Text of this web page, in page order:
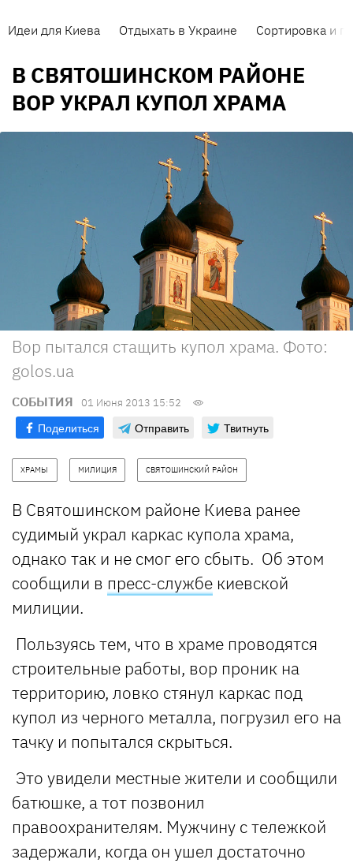
Идеи для Киева Отдыхать в Украине Сортировка и
В СВЯТОШИНСКОМ РАЙОНЕ
ВОР УКРАЛ КУПОЛ ХРАМА
Вор пытался стащить купол храма. Фото:
golos.ua
СОБЫТИЯ 01 Июня 2013 15:52
Поделиться Отправить Твитнуть
ХРАМЫ МИЛИЦИЯ СВЯТОШИНСКИЙ РАЙОН
В Святошинском районе Киева ранее
судимый украл каркас купола храма,
однако так и не смог его сбыть. Об этом
сообщили в пресс-службе киевской
милиции.
Пользуясь тем, что в храме проводятся
строительные работы, вор проник на
территорию, ловко стянул каркас под
купол из черного металла, погрузил его на
тачку и попытался скрыться.
Это увидели местные жители и сообщили
батюшке, а тот позвонил
правоохранителям. Мужчину с тележкой
задержали, когда он ушел достаточно